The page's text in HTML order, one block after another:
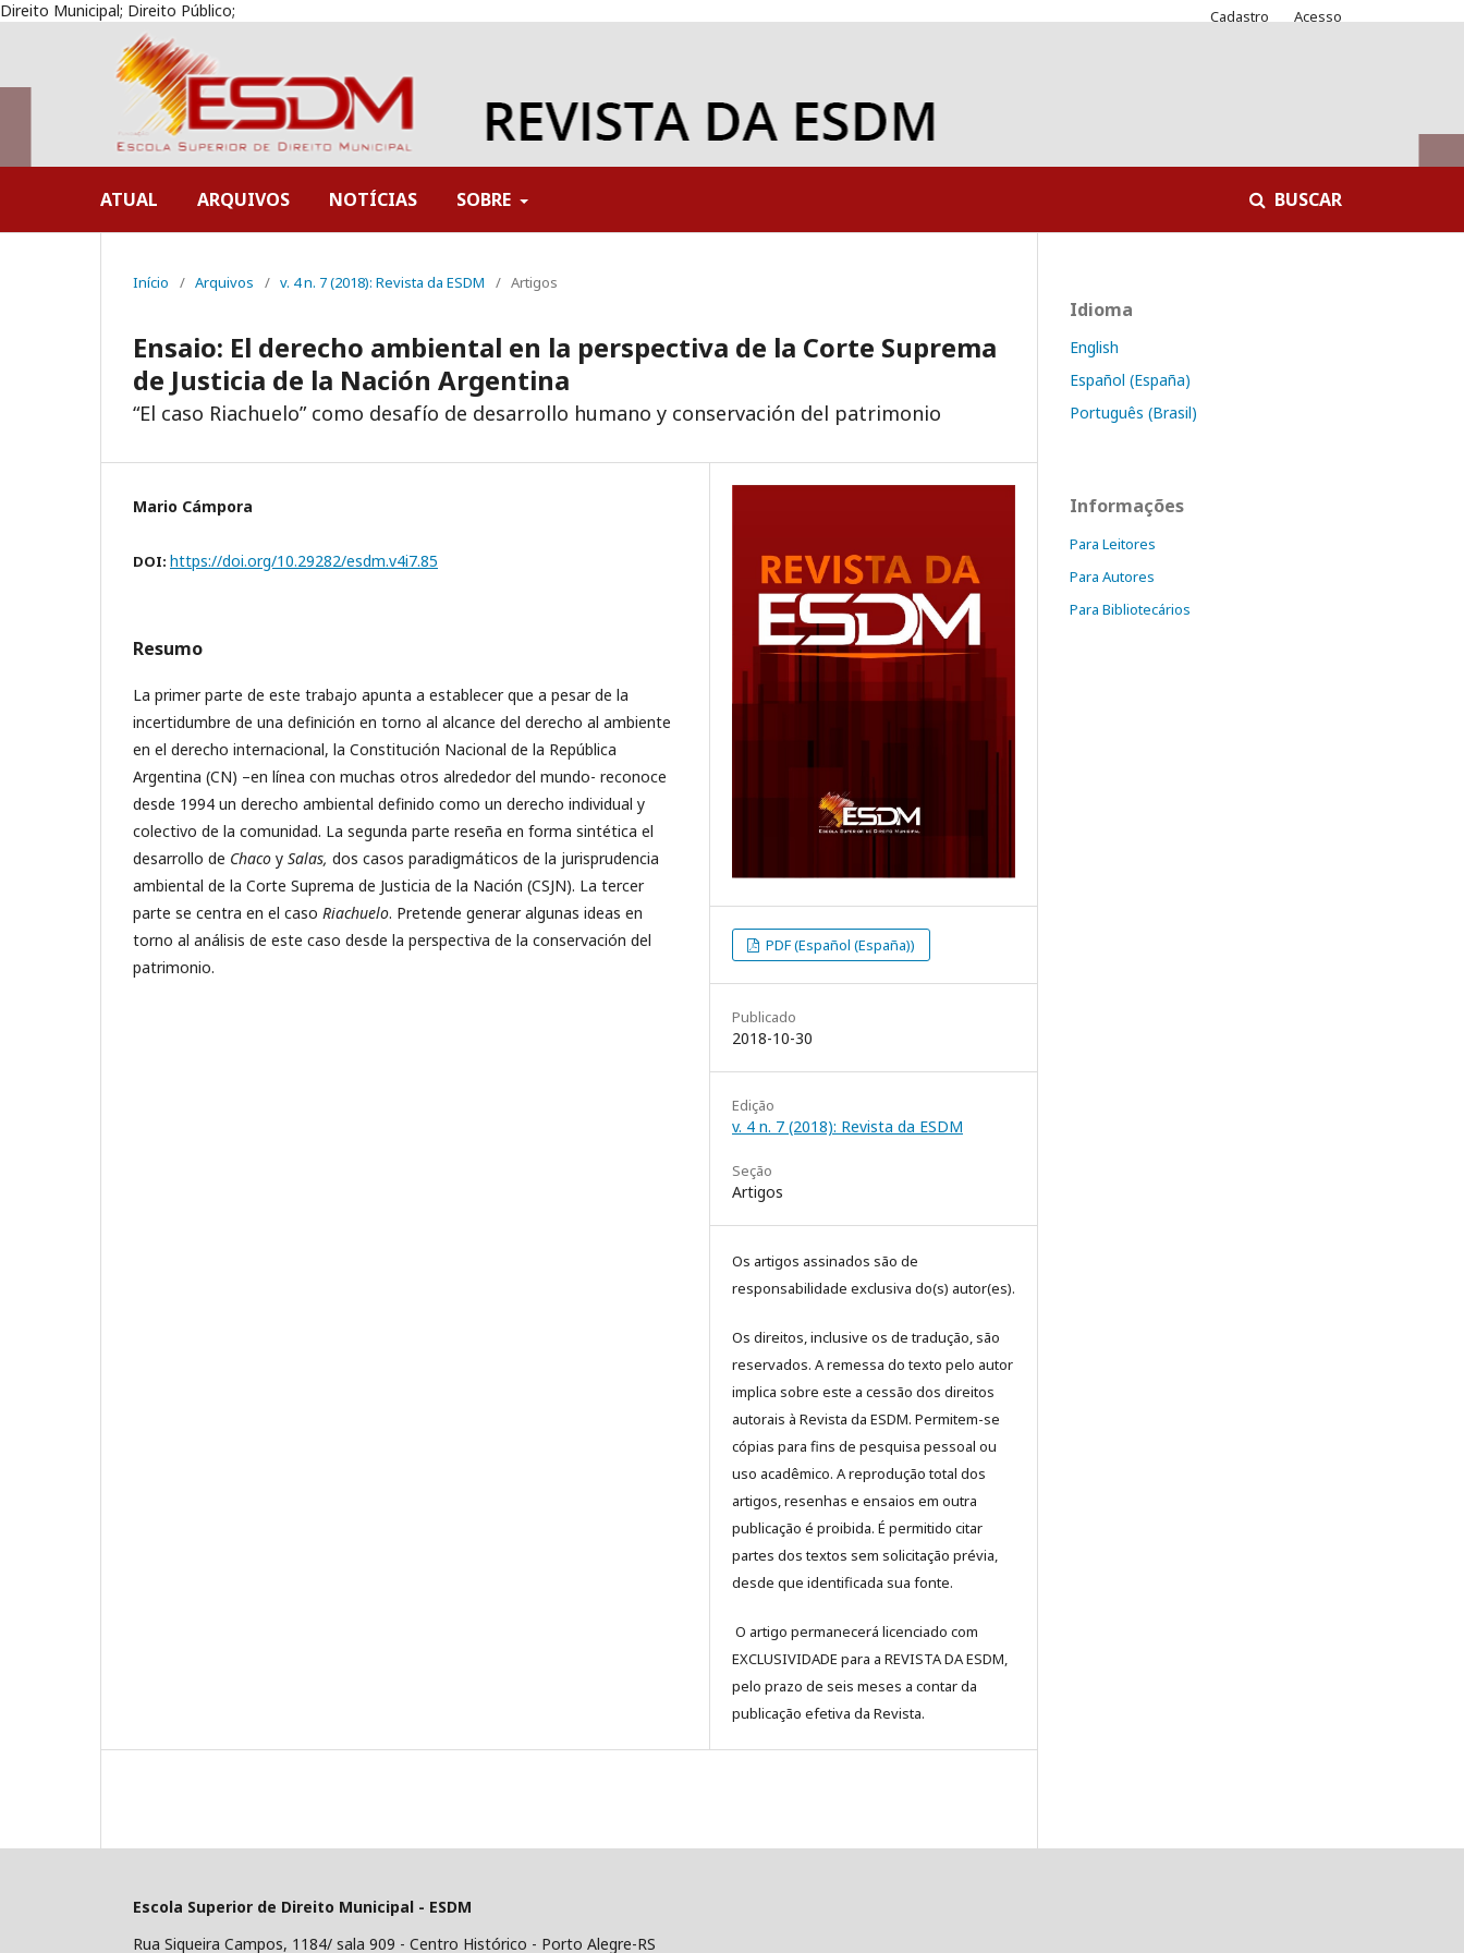
Direito Municipal; Direito Público;
ATUAL ARQUIVOS NOTÍCIAS SOBRE BUSCAR
Cadastro Acesso
Início / Arquivos / v. 4 n. 7 (2018): Revista da ESDM / Artigos
Ensaio: El derecho ambiental en la perspectiva de la Corte Suprema
de Justicia de la Nación Argentina
“El caso Riachuelo” como desafío de desarrollo humano y conservación del patrimonio
Mario Cámpora
DOI: https://doi.org/10.29282/esdm.v4i7.85
Resumo
La primer parte de este trabajo apunta a establecer que a pesar de la
incertidumbre de una definición en torno al alcance del derecho al ambiente
en el derecho internacional, la Constitución Nacional de la República
Argentina (CN) –en línea con muchas otros alrededor del mundo- reconoce
desde 1994 un derecho ambiental definido como un derecho individual y
colectivo de la comunidad. La segunda parte reseña en forma sintética el
desarrollo de Chaco y Salas, dos casos paradigmáticos de la jurisprudencia
ambiental de la Corte Suprema de Justicia de la Nación (CSJN). La tercer
parte se centra en el caso Riachuelo. Pretende generar algunas ideas en
torno al análisis de este caso desde la perspectiva de la conservación del
patrimonio.
PDF (Español (España))
Publicado
2018-10-30
Edição
v. 4 n. 7 (2018): Revista da ESDM
Seção
Artigos
Os artigos assinados são de
responsabilidade exclusiva do(s) autor(es).
Os direitos, inclusive os de tradução, são
reservados. A remessa do texto pelo autor
implica sobre este a cessão dos direitos
autorais à Revista da ESDM. Permitem-se
cópias para fins de pesquisa pessoal ou
uso acadêmico. A reprodução total dos
artigos, resenhas e ensaios em outra
publicação é proibida. É permitido citar
partes dos textos sem solicitação prévia,
desde que identificada sua fonte.
O artigo permanecerá licenciado com
EXCLUSIVIDADE para a REVISTA DA ESDM,
pelo prazo de seis meses a contar da
publicação efetiva da Revista.
Idioma
English
Español (España)
Português (Brasil)
Informações
Para Leitores
Para Autores
Para Bibliotecários
Escola Superior de Direito Municipal - ESDM
Rua Siqueira Campos, 1184/ sala 909 - Centro Histórico - Porto Alegre-RS